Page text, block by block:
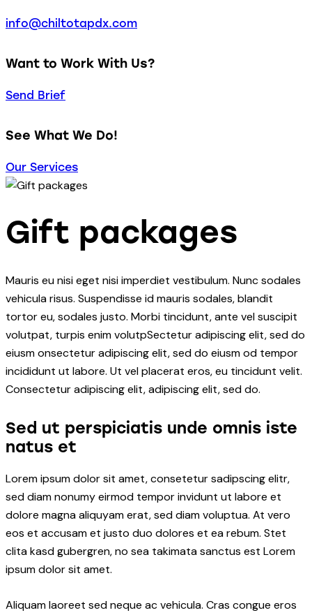
info@chiltotapdx.com
Want to Work With Us?
Send Brief
See What We Do!
Our Services
Gift packages
Mauris eu nisi eget nisi imperdiet vestibulum. Nunc sodales
vehicula risus. Suspendisse id mauris sodales, blandit
tortor eu, sodales justo. Morbi tincidunt, ante vel suscipit
volutpat, turpis enim volutpSectetur adipiscing elit, sed do
eiusm onsectetur adipiscing elit, sed do eiusm od tempor
incididunt ut labore. Ut vel placerat eros, eu tincidunt velit.
Consectetur adipiscing elit, adipiscing elit, sed do.
Sed ut perspiciatis unde omnis iste
natus et
Lorem ipsum dolor sit amet, consetetur sadipscing elitr,
sed diam nonumy eirmod tempor invidunt ut labore et
dolore magna aliquyam erat, sed diam voluptua. At vero
eos et accusam et justo duo dolores et ea rebum. Stet
clita kasd gubergren, no sea takimata sanctus est Lorem
ipsum dolor sit amet.
Aliquam laoreet sed neque ac vehicula. Cras congue eros